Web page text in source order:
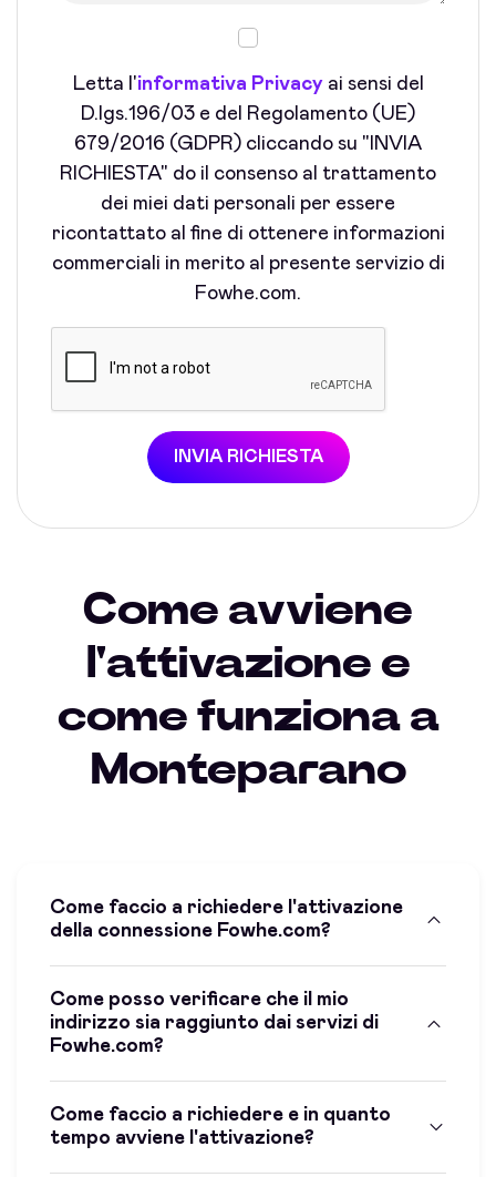
Letta l'informativa Privacyai sensi del
D.lgs.196/03 e del Regolamento (UE)
679/2016 (GDPR) cliccando su "INVIA
RICHIESTA" do il consenso al trattamento
dei miei dati personali per essere
ricontattato al fine di ottenere informazioni
commerciali in merito al presente servizio di
Fowhe.com.
INVIA RICHIESTA
Come avviene
l'attivazione e
come funziona a
Monteparano
Come faccio a richiedere l'attivazione
della connessione Fowhe.com?
Come posso verificare che il mio
indirizzo sia raggiunto dai servizi di
Fowhe.com?
Come faccio a richiedere e in quanto
tempo avviene l'attivazione?